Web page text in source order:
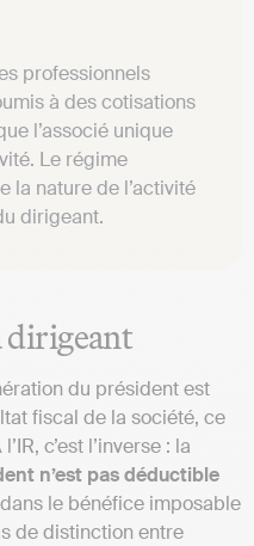
professionnels
à des cotisations
l’associé unique
Le régime
la nature de l’activité
dirigeant.
dirigeant
du président est
fiscal de la société, ce
c’est l’inverse : la
n’est pas déductible
le bénéfice imposable
de distinction entre